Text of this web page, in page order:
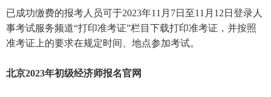
已成功缴费的报考人员可于2023年11月7日至11月12日登录人
事考试服务频道“打印准考证”栏目下载打印准考证，并按照
准考证上的要求在规定时间、地点参加考试。
北京2023年初级经济师报名官网